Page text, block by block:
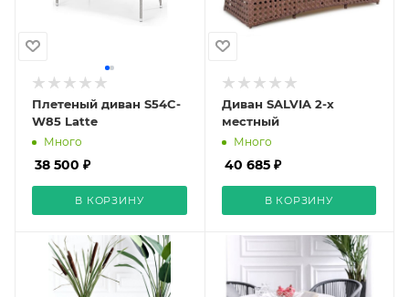
Плетеный диван S54C-
W85 Latte
Много
38 500 ₽
В КОРЗИНУ
Диван SALVIA 2-х
местный
Много
40 685 ₽
В КОРЗИНУ